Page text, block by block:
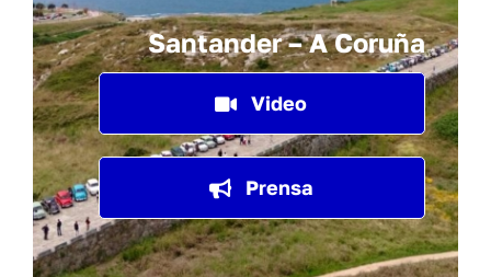
Santander – A Coruña
Video
Prensa